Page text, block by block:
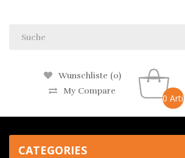
Wunschliste (0)
My Compare
0
CATEGORIES